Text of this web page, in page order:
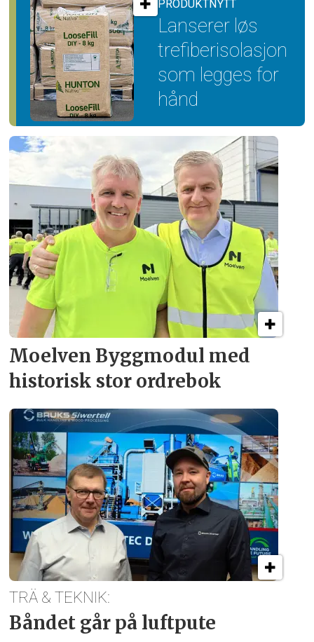
PRODUKTNYTT
Lanserer løs
trefiber­isolasjon
som legges for
hånd
Moelven Byggmodul med
historisk stor ordrebok
TRÄ & TEKNIK:
Båndet går på luftpute